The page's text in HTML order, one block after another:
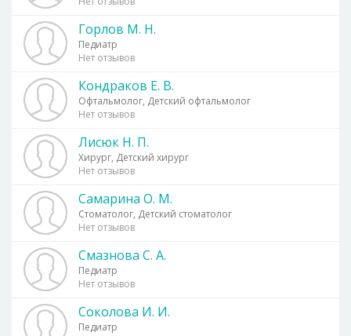
Горлов М. Н.
Педиатр
Нет отзывов
Кондраков Е. В.
Офтальмолог, Детский офтальмолог
Нет отзывов
Лисюк Н. П.
Хирург, Детский хирург
Нет отзывов
Самарина О. М.
Стоматолог, Детский стоматолог
Нет отзывов
Смазнова С. А.
Педиатр
Нет отзывов
Соколова И. И.
Педиатр